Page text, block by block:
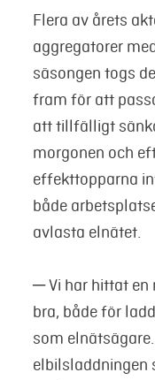
Flera av årets
aggregatorer
säsongen togs
fram för att
att tillfälligt
morgonen och
effekttopparna
både
avlasta elnätet.
─ Vi har hittat
bra, både för
som
elbilsladdningen